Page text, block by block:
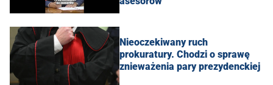
Nieoczekiwany ruch
prokuratury. Chodzi o sprawę
znieważenia pary prezydenckiej